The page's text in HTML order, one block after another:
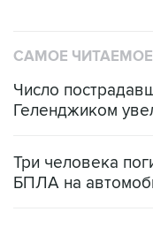
САМОЕ ЧИТАЕМОЕ
Число
Геленджиком
Три человека
БПЛА на